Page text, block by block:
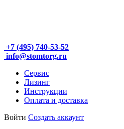
+7 (495) 740-53-52
info@stomtorg.ru
Сервис
Лизинг
Инструкции
Оплата и доставка
Войти Создать аккаунт